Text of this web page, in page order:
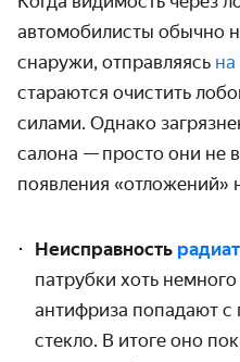
автомобилисты обычно
снаружи, отправляясь
стараются очистить
силами. Однако
салона — просто они не
появления «отложений»
Неисправность
патрубки хоть
антифриза попадают с
стекло. В итоге оно